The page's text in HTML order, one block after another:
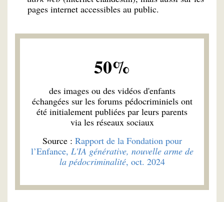
pages internet accessibles au public.
50%
des images ou des vidéos d'enfants
échangées sur les forums pédocriminiels ont
été initialement publiées par leurs parents
via les réseaux sociaux
Source : Rapport de la Fondation pour
l’Enfance, L'IA générative, nouvelle arme de
la pédocriminalité, oct. 2024